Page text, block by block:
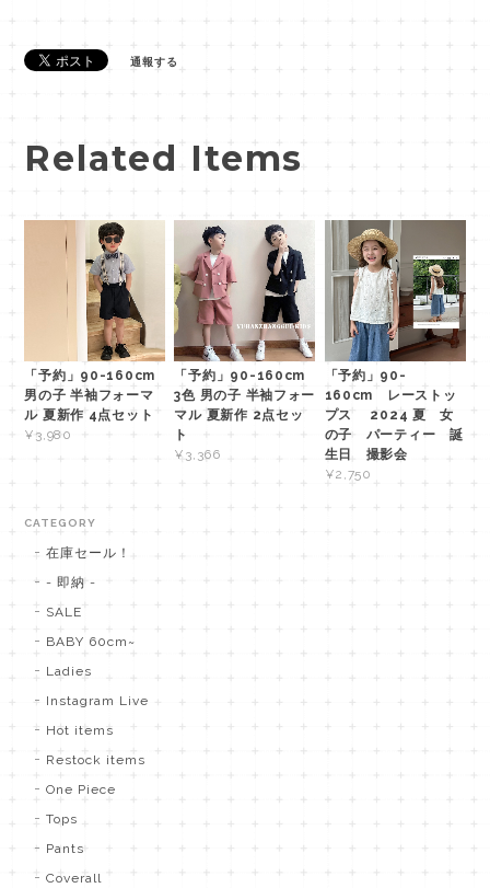
通報する
Related Items
「予約」90-160cm
男の子 半袖フォーマ
ル 夏新作 4点セット
¥3,980
「予約」90-160cm
3色 男の子 半袖フォー
マル 夏新作 2点セッ
ト
¥3,366
「予約」90-
160cm レーストッ
プス 2024 夏 女
の子 パーティー 誕
生日 撮影会
¥2,750
CATEGORY
在庫セール！
- 即納 -
SALE
BABY 60cm~
Ladies
Instagram Live
Hot items
Restock items
One Piece
Tops
Pants
Coverall